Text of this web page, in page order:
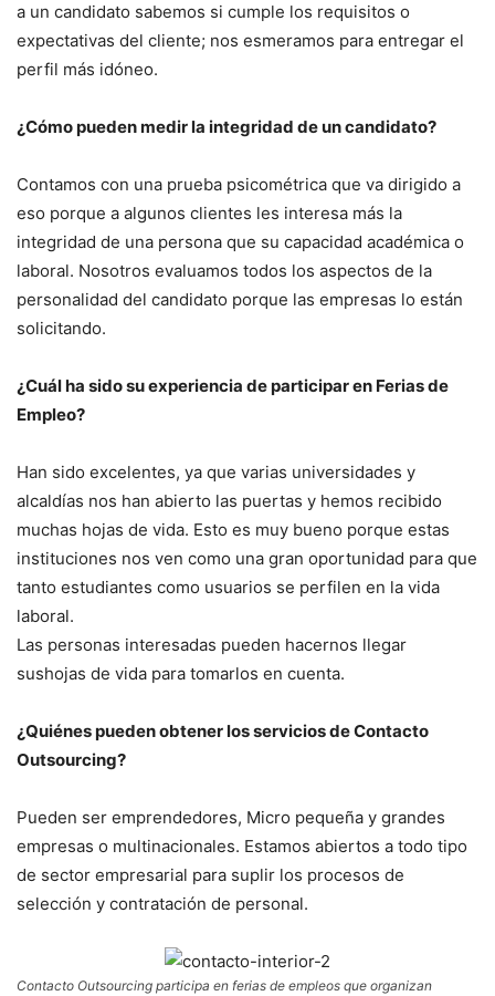
a un candidato sabemos si cumple los requisitos o
expectativas del cliente; nos esmeramos para entregar el
perfil más idóneo.
¿Cómo pueden medir la integridad de un candidato?
Contamos con una prueba psicométrica que va dirigido a
eso porque a algunos clientes les interesa más la
integridad de una persona que su capacidad académica o
laboral. Nosotros evaluamos todos los aspectos de la
personalidad del candidato porque las empresas lo están
solicitando.
¿Cuál ha sido su experiencia de participar en Ferias de
Empleo?
Han sido excelentes, ya que varias universidades y
alcaldías nos han abierto las puertas y hemos recibido
muchas hojas de vida. Esto es muy bueno porque estas
instituciones nos ven como una gran oportunidad para que
tanto estudiantes como usuarios se perfilen en la vida
laboral.
Las personas interesadas pueden hacernos llegar
sushojas de vida para tomarlos en cuenta.
¿Quiénes pueden obtener los servicios de Contacto
Outsourcing?
Pueden ser emprendedores, Micro pequeña y grandes
empresas o multinacionales. Estamos abiertos a todo tipo
de sector empresarial para suplir los procesos de
selección y contratación de personal.
Contacto Outsourcing participa en ferias de empleos que organizan